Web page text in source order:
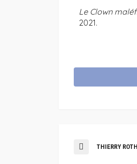
Le Clown
2021.
THIERRY